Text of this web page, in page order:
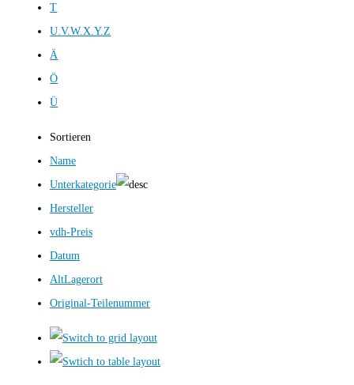
T
U.V.W.X.Y.Z
Ä
Ö
Ü
Sortieren
Name
Unterkategorie
Hersteller
vdh-Preis
Datum
AltLagerort
Original-Teilenummer